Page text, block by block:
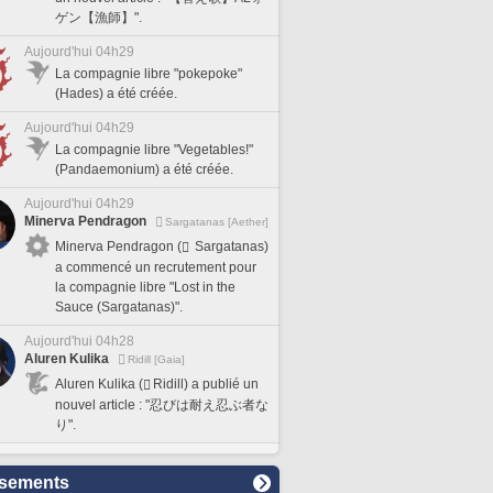
ゲン【漁師】".
Aujourd'hui 04h29
La compagnie libre "pokepoke"
(Hades) a été créée.
Aujourd'hui 04h29
La compagnie libre "Vegetables!"
(Pandaemonium) a été créée.
Aujourd'hui 04h29
Minerva Pendragon
Sargatanas [Aether]
Minerva Pendragon (
Sargatanas)
a commencé un recrutement pour
la compagnie libre "Lost in the
Sauce (Sargatanas)".
Aujourd'hui 04h28
Aluren Kulika
Ridill [Gaia]
Aluren Kulika (
Ridill) a publié un
nouvel article : "忍びは耐え忍ぶ者な
り".